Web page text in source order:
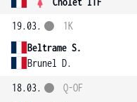
19.03.
Beltrame S.
Brunel D.
1K
18.03.
Q-OF